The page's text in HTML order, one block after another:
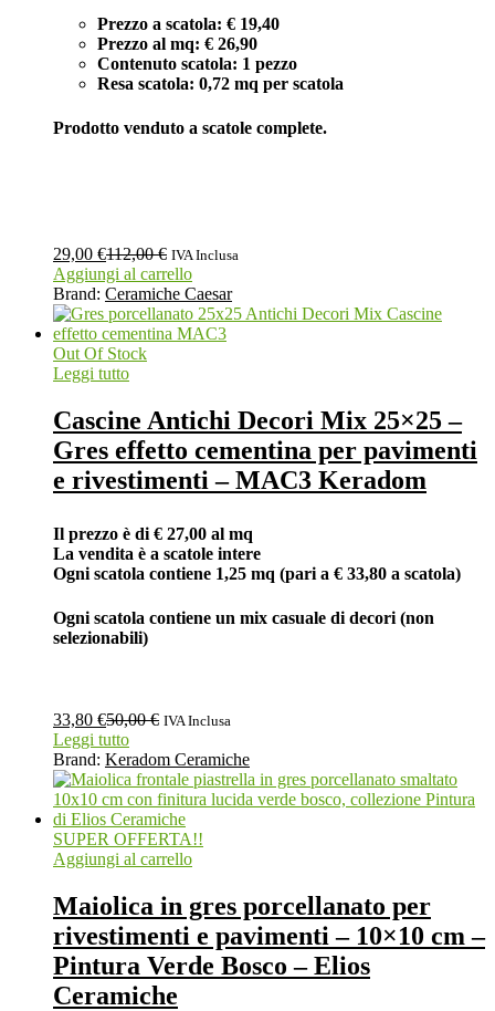
Prezzo a scatola: € 19,40
Prezzo al mq: € 26,90
Contenuto scatola: 1 pezzo
Resa scatola: 0,72 mq per scatola
Prodotto venduto a scatole complete.
29,00 €112,00€ IVA Inclusa
Aggiungi al carrello
Brand: Ceramiche Caesar
Out Of Stock
Leggi tutto
Cascine Antichi Decori Mix 25×25 –
Gres effetto cementina per pavimenti
e rivestimenti – MAC3 Keradom
Il prezzo è di € 27,00 al mq
La vendita è a scatole intere
Ogni scatola contiene 1,25 mq (pari a € 33,80 a scatola)
Ogni scatola contiene un mix casuale di decori (non
selezionabili)
33,80 €50,00€ IVA Inclusa
Leggi tutto
Brand: Keradom Ceramiche
SUPER OFFERTA!!
Aggiungi al carrello
Maiolica in gres porcellanato per
rivestimenti e pavimenti – 10×10 cm –
Pintura Verde Bosco – Elios
Ceramiche